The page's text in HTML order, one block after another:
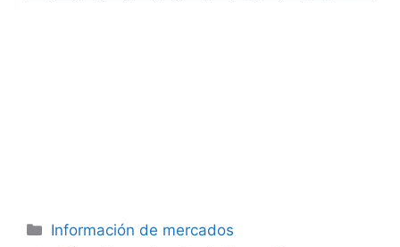
Categorías
Información de mercados